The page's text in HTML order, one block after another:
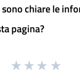
chiare le
pagina?